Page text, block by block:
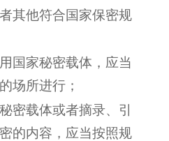
其他符合国家保密规
国家秘密载体，应当
场所进行；
密载体或者摘录、引
的内容，应当按照规